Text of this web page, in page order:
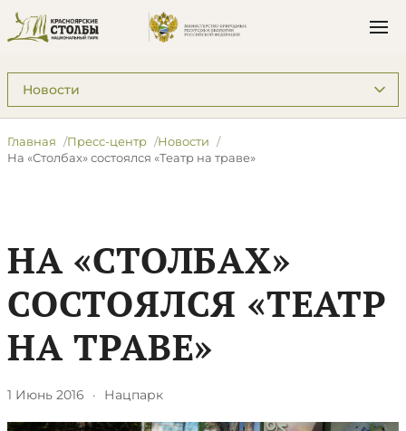
Подразделы: Пресс-центр
Главная Пресс-центр
Новости
На «Столбах» состоялся «Театр на траве»
НА «СТОЛБАХ»
СОСТОЯЛСЯ «ТЕАТР
НА ТРАВЕ»
1 Июнь 2016 · Нацпарк